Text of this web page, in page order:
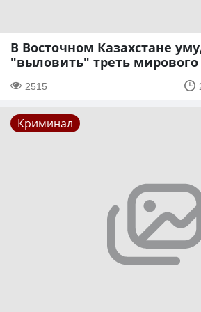
В Восточном Казахстане
"выловить" треть
2515
Криминал